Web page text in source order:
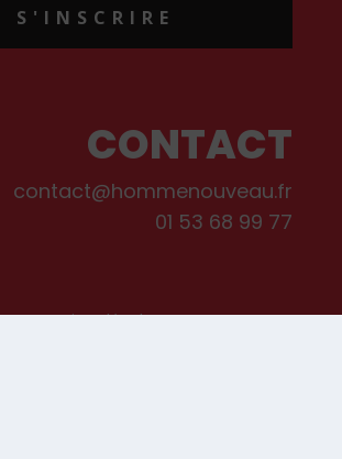
S'INSCRIRE
CONTACT
contact@hommenouveau.fr
01 53 68 99 77
Mentions légales